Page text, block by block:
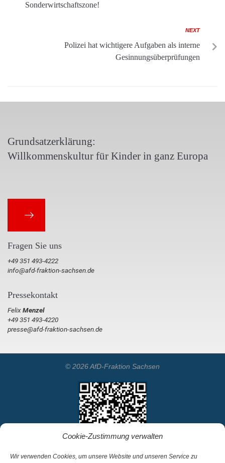
Cookie-Zustimmung verwalten
Wir verwenden Cookies, um unsere Website und unseren Service zu
Sonderwirtschaftszone!
NEXT
Polizei hat wichtigere Aufgaben als interne
Gesinnungsüberprüfungen
Grundsatzerklärung:
Willkommenskultur für Kinder in ganz Europa
Fragen Sie uns
+49 351 493-4222
info@afd-fraktion-sachsen.de
Pressekontakt
FelixMenzel
+49 351 493-4220
presse@afd-fraktion-sachsen.de
© 2026 AfD-Fraktion Sachsen